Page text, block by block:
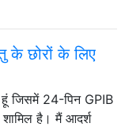
के छोरों के लिए
जिसमें 24-पिन GPIB
है। मैं आदर्श